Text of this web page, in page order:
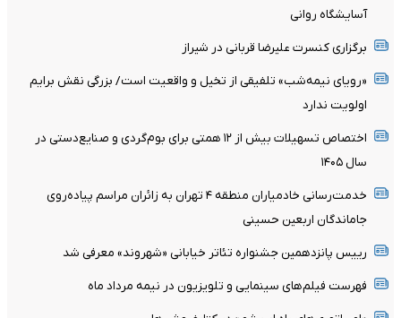
آسایشگاه روانی
برگزاری کنسرت علیرضا قربانی در شیراز
«رویای نیمه‌شب» تلفیقی از تخیل و واقعیت است/ بزرگی نقش برایم
اولویت ندارد
اختصاص تسهیلات بیش از ۱۲ همتی برای بوم‌گردی و صنایع‌دستی در
سال ۱۴۰۵
خدمت‌رسانی خادمیاران منطقه ۴ تهران به زائران مراسم پیاده‌روی
جاماندگان اربعین حسینی
رییس پانزدهمین جشنواره تئاتر خیابانی «شهروند» معرفی شد
فهرست فیلم‌های سینمایی و تلویزیون در نیمه مرداد ماه